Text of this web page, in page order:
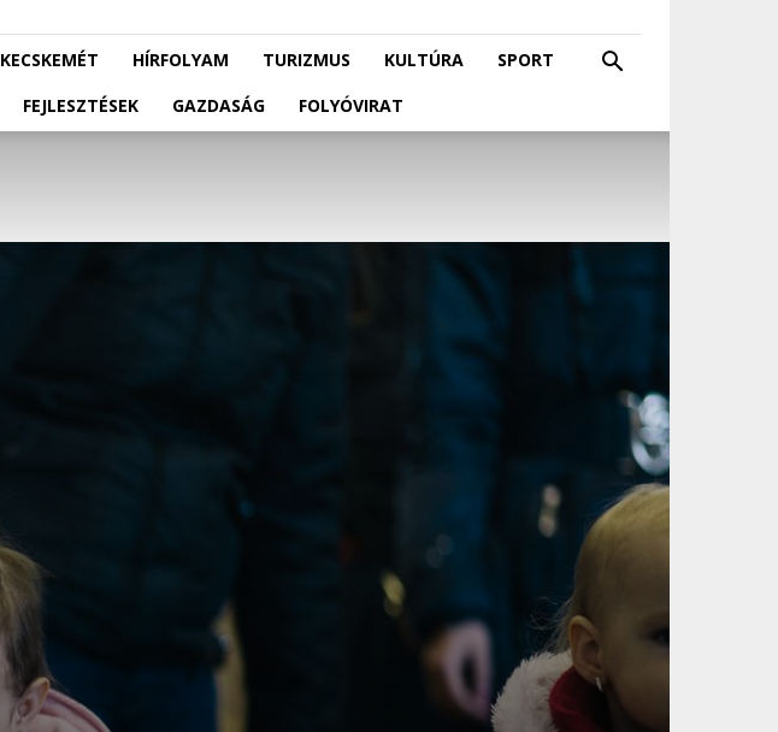
KECSKEMÉT HÍRFOLYAM TURIZMUS KULTÚRA
SPORT
FEJLESZTÉSEK GAZDASÁG FOLYÓVIRAT